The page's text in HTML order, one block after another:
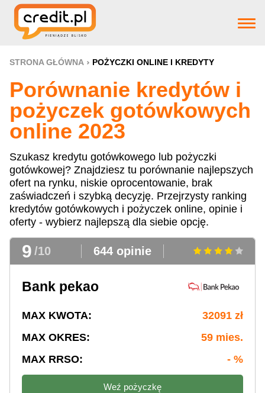
Strona główna
Pożyczki
Produkty bankowe
Firm pożyczkowye
Aktualnosci
Pomoc
STRONA GŁÓWNA POŻYCZKI ONLINE I KREDYTY
Porównanie kredytów i
pożyczek gotówkowych
online 2023
Szukasz kredytu gotówkowego lub pożyczki
gotówkowej? Znajdziesz tu porównanie najlepszych
ofert na rynku, niskie oprocentowanie, brak
zaświadczeń i szybką decyzję. Przejrzysty ranking
kredytów gotówkowych i pożyczek online, opinie i
oferty - wybierz najlepszą dla siebie opcję.
Bank pekao
MAX KWOTA:
32091 zł
MAX OKRES:
59 mies.
MAX RRSO:
- %
Weź pożyczkę
9 /10 644 opinie